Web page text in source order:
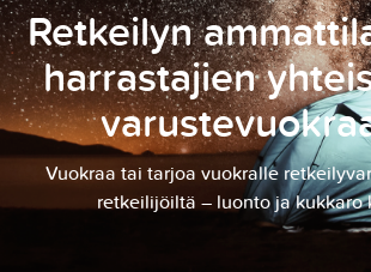
Retkeilyn
harrastajien
Vuokraa tai tarjoa vuokralle
retkeilijöiltä – luonto ja kukkaro